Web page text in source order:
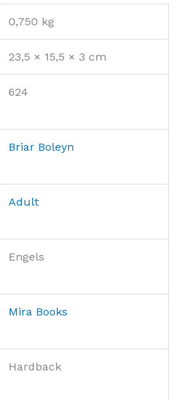
0,750 kg
23,5 × 15,5 × 3 cm
624
Briar Boleyn
Adult
Engels
Mira Books
Hardback